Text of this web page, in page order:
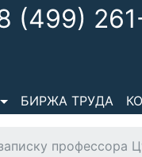
(499)
БИРЖА ТРУДА
профессора